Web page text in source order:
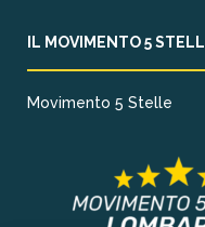
IL MOVIMENTO 5
Movimento 5 Stelle